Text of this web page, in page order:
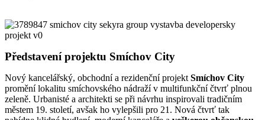
Představení projektu Smíchov City
Nový kancelářský, obchodní a rezidenční projekt Smíchov City
promění lokalitu smíchovského nádraží v multifunkční čtvrť plnou
zeleně. Urbanisté a architekti se při návrhu inspirovali tradičním
městem 19. století, avšak ho vylepšili pro 21. Nová čtvrť tak